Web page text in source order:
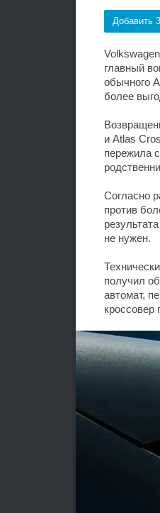
Добавить
главный
обычного
более
и Atlas
пережила
Согласно
против
не нужен.
получил
автомат,
кроссовер